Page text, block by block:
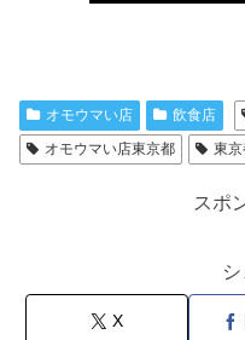
オモウマい店 飲食店
オモウマい店東京都
東
スポ
X